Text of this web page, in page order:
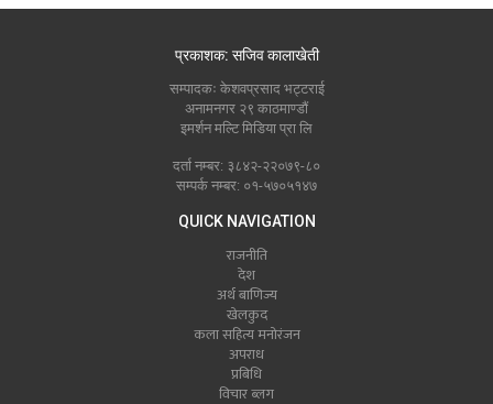
प्रकाशक: सजिव कालाखेती
सम्पादकः केशवप्रसाद भट्टराई
अनामनगर २९ काठमाण्डौं
इमर्शन मल्टि मिडिया प्रा लि
दर्ता नम्बर: ३८४२-२२०७९-८०
सम्पर्क नम्बर: ०१-५७०५१४७
QUICK NAVIGATION
राजनीति
देश
अर्थ बाणिज्य
खेलकुद
कला सहित्य मनोरंजन
अपराध
प्रबिधि
विचार ब्लग